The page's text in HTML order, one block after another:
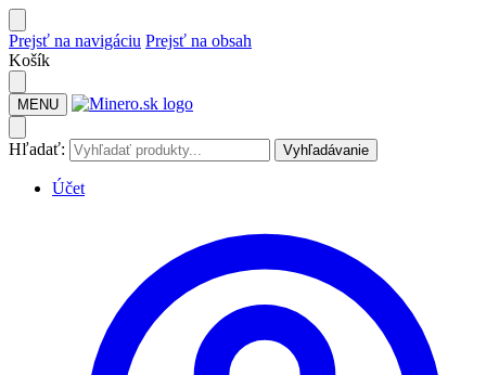
Prejsť na navigáciu Prejsť na obsah
Košík
MENU
Hľadať: Vyhľadávanie
Účet